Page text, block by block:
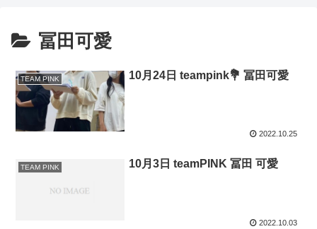
冨田可愛
TEAM PINK 10月24日 teampink💐 冨田可愛
2022.10.25
TEAM PINK 10月3日 teamPINK 冨田 可愛
2022.10.03